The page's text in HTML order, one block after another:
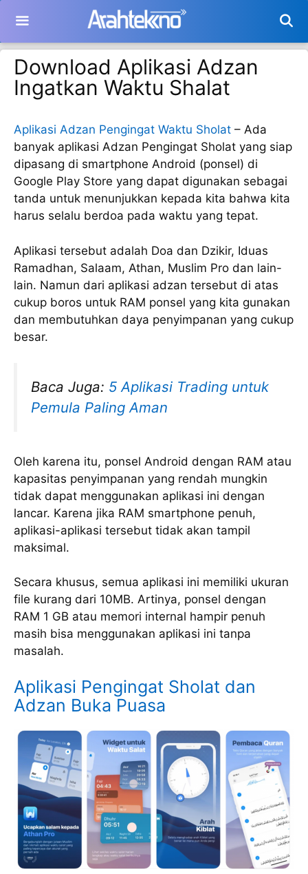
isi
Download Aplikasi Adzan
Ingatkan Waktu Shalat
Aplikasi Adzan Pengingat Waktu Sholat – Ada
banyak aplikasi Adzan Pengingat Sholat yang siap
dipasang di smartphone Android (ponsel) di
Google Play Store yang dapat digunakan sebagai
tanda untuk menunjukkan kepada kita bahwa kita
harus selalu berdoa pada waktu yang tepat.
Aplikasi tersebut adalah Doa dan Dzikir, Iduas
Ramadhan, Salaam, Athan, Muslim Pro dan lain-
lain. Namun dari aplikasi adzan tersebut di atas
cukup boros untuk RAM ponsel yang kita gunakan
dan membutuhkan daya penyimpanan yang cukup
besar.
Baca Juga: 5 Aplikasi Trading untuk
Pemula Paling Aman
Oleh karena itu, ponsel Android dengan RAM atau
kapasitas penyimpanan yang rendah mungkin
tidak dapat menggunakan aplikasi ini dengan
lancar. Karena jika RAM smartphone penuh,
aplikasi-aplikasi tersebut tidak akan tampil
maksimal.
Secara khusus, semua aplikasi ini memiliki ukuran
file kurang dari 10MB. Artinya, ponsel dengan
RAM 1 GB atau memori internal hampir penuh
masih bisa menggunakan aplikasi ini tanpa
masalah.
Aplikasi Pengingat Sholat dan
Adzan Buka Puasa